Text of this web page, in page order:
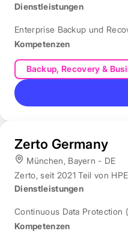
Dienstleistungen
Enterprise Backup und
Kompetenzen
Backup, Recovery &
Zerto Germany
München, Bayern - DE
Zerto, seit 2021 Teil von
Dienstleistungen
Continuous Data Protection
Kompetenzen